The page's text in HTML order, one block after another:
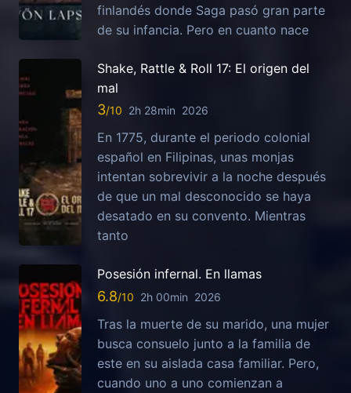
finlandés donde Saga pasó gran parte
de su infancia. Pero en cuanto nace
Shake, Rattle & Roll 17: El origen del
mal
3 2h 28min 2026
En 1775, durante el periodo colonial
español en Filipinas, unas monjas
intentan sobrevivir a la noche después
de que un mal desconocido se haya
desatado en su convento. Mientras
tanto
Posesión infernal. En llamas
6.8 2h 00min 2026
Tras la muerte de su marido, una mujer
busca consuelo junto a la familia de
este en su aislada casa familiar. Pero,
cuando uno a uno comienzan a